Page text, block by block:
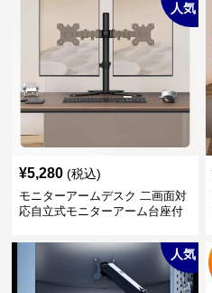
人気
¥5,280 (税込)
モニターアームデスク 二画面対
応自立式モニターアーム台座付
人気